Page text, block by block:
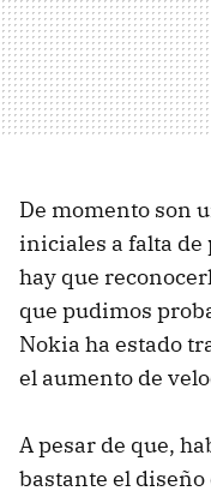
De momento son
iniciales a falta de
hay que
que pudimos
Nokia ha estado
el aumento de
A pesar de que,
bastante el